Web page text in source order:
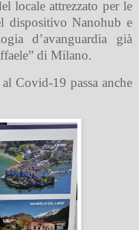
locale attrezzato per le
dispositivo Nanohub e
d’avanguardia già
di Milano.
Covid-19 passa anche